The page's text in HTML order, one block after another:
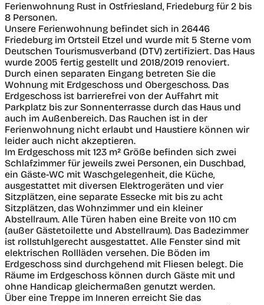
Ferienwohnung Rust in Ostfriesland, Friedeburg für 2 bis
8 Personen.
Unsere Ferienwohnung befindet sich in 26446
Friedeburg im Ortsteil Etzel und wurde mit 5 Sterne vom
Deutschen Tourismusverband (DTV) zertifiziert. Das Haus
wurde 2005 fertig gestellt und 2018/2019 renoviert.
Durch einen separaten Eingang betreten Sie die
Wohnung mit Erdgeschoss und Obergeschoss. Das
Erdgeschoss ist barrierefrei von der Auffahrt mit
Parkplatz bis zur Sonnenterrasse durch das Haus und
auch im Außenbereich. Das Rauchen ist in der
Ferienwohnung nicht erlaubt und Haustiere können wir
leider auch nicht akzeptieren.
Im Erdgeschoss mit 123 m² Größe befinden sich zwei
Schlafzimmer für jeweils zwei Personen, ein Duschbad,
ein Gäste-WC mit Waschgelegenheit, die Küche,
ausgestattet mit diversen Elektrogeräten und vier
Sitzplätzen, eine separate Essecke mit bis zu acht
Sitzplätzen, das Wohnzimmer und ein kleiner
Abstellraum. Alle Türen haben eine Breite von 110 cm
(außer Gästetoilette und Abstellraum). Das Badezimmer
ist rollstuhlgerecht ausgestattet. Alle Fenster sind mit
elektrischen Rollläden versehen. Die Böden im
Erdgeschoss sind durchgehend mit Fliesen belegt. Die
Räume im Erdgeschoss können durch Gäste mit und
ohne Handicap gleichermaßen genutzt werden.
Über eine Treppe im Inneren erreicht Sie das